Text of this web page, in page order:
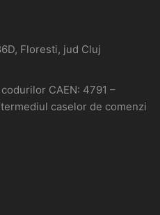
Floresti, jud Cluj
CAEN: 4791 –
caselor de comenzi